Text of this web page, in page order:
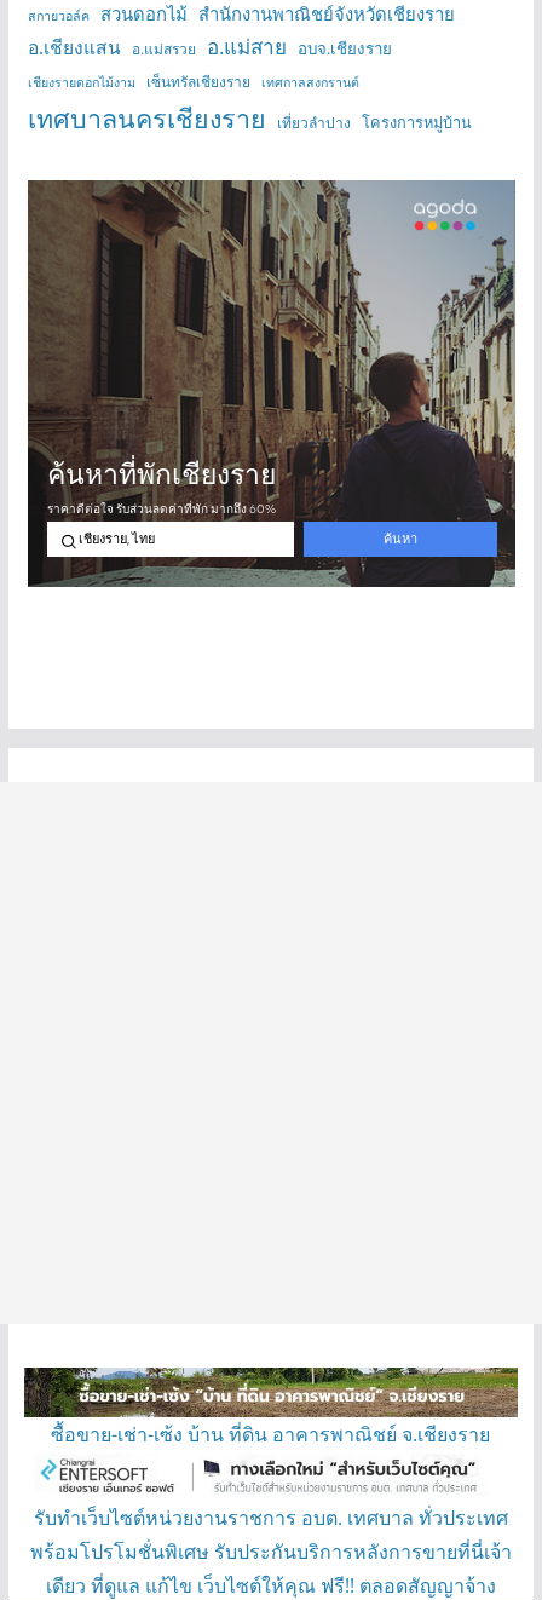
สกายวอล์ค สวนดอกไม้ สำนักงานพาณิชย์จังหวัดเชียงราย
อ.เชียงแสน อ.แม่สรวย อ.แม่สาย อบจ.เชียงราย
เชียงรายดอกไม้งาม เซ็นทรัลเชียงราย เทศกาลสงกรานต์
เทศบาลนครเชียงราย เที่ยวลำปาง โครงการหมู่บ้าน
ซื้อขาย-เช่า-เซ้ง บ้าน ที่ดิน อาคารพาณิชย์ จ.เชียงราย
รับทำเว็บไซต์หน่วยงานราชการ อบต. เทศบาล ทั่วประเทศ
พร้อมโปรโมชั่นพิเศษ รับประกันบริการหลังการขายที่นี่เจ้า
เดียว ที่ดูแล แก้ไข เว็บไซต์ให้คุณ ฟรี!! ตลอดสัญญาจ้าง